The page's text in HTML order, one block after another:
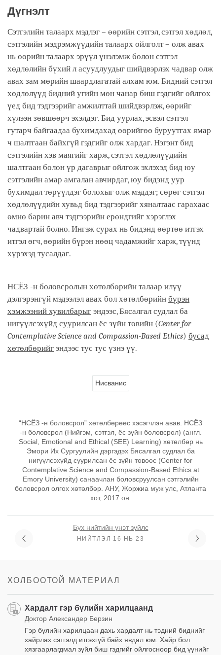
Дүгнэлт
Сэтгэлийн талаарх мэдлэг – өөрийн сэтгэл, сэтгэл хөдлөл,
сэтгэлийн мэдрэмжүүдийн талаарх ойлголт – олж авах
нь өөрийн талаарх эрүүл үнэлэмж болон сэтгэл
хөдлөлийн бүхий л асуудлуудыг шийдвэрлэх чадвар олж
авах зам мөрийн шаардлагатай алхам юм. Бидний сэтгэл
хөдлөлүүд бидний угийн мөн чанар биш гэдгийг ойлгох
үед бид тэдгээрийг амжилттай шийдвэрлэж, өөрийг
хүлээн зөвшөөрч эхэлдэг. Бид уурлах, эсвэл сэтгэл
гутарч байгаадаа бухимдахад өөрийгөө буруутгах ямар
ч шалтгаан байхгүй гэдгийг олж хардаг. Нэгэнт бид
сэтгэлийн хэв маягийг харж, сэтгэл хөдлөлүүдийн
шалтгаан болон үр дагаврыг ойлгож эхлэхэд бид юу
сэтгэлийн амар амгалан авчирдаг, юу бидэнд уур
бухимдал төрүүлдэг болохыг олж мэддэг; сөрөг сэтгэл
хөдлөлүүдийн хувьд бид тэдгээрийг хяналтаас гарахаас
өмнө барин авч тэдгээрийн ерөндгийг хэрэглэх
чадвартай болно. Ингэж сурах нь бидэнд өөртөө итгэх
итгэл өгч, өөрийн бүрэн нөөц чадамжийг харж, түүнд
хүрэхэд тусалдаг.
НСЁЗ -н боловсролын хөтөлбөрийн талаар илүү
дэлгэрэнгүй мэдээлэл авах бол хөтөлбөрийн бүрэн
хэмжээний хувилбарыг эндээс, Бясалгал судлал ба
нигүүлсэхүйд суурилсан ёс зүйн төвийн (Center for
Contemplative Science and Compassion-Based Ethics) бусад
хөтөлбөрийг эндээс тус тус үзнэ үү.
Нисванис
“НСЁЗ -н боловсрол” хөтөлбөрөөс хэсэгчлэн авав. НСЁЗ
-н боловсрол (Нийгэм, сэтгэл, ёс зүйн боловсрол) (англ.
Social, Emotional and Ethical (SEE) Learning) хөтөлбөр нь
Эмори Их Сургуулийн дэргэдэх Бясалгал судлал ба
нигүүлсэхүйд суурилсан ёс зүйн төвөөс (Center for
Contemplative Science and Compassion-Based Ethics at
Emory University) санаачлан боловсруулсан сэтгэлийн
боловсрол олгох хөтөлбөр. АНУ, Жоржиа муж улс, Атланта
хот, 2017 он.
Бүх нийтийн үнэт зүйлс
НИЙТЛЭЛ 16 НЬ 23
ХОЛБООТОЙ МАТЕРИАЛ
Хардалт гэр бүлийн харилцаанд
Доктор Александер Берзин
Гэр бүлийн харилцаан дахь хардалт нь тэдний биднийг
хайрлах сэтгэлд итгэхгүй байх явдал юм. Хайр бол
хязгаарлагдмал зүйл биш гэдгийг ойлгосноор бид үүнийг